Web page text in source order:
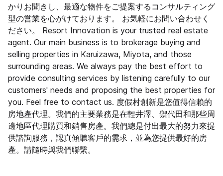
かりお聞きし、最適な物件をご提案するコンサルティング
型の営業を心がけております。 お気軽にお問い合わせく
ださい。 Resort Innovation is your trusted real estate
agent. Our main business is to brokerage buying and
selling properties in Karuizawa, Miyota, and those
surrounding areas. We always pay the best effort to
provide consulting services by listening carefully to our
customers' needs and proposing the best properties for
you. Feel free to contact us. 度假村創新是您值得信賴的
房地產代理。我們的主要業務是在輕井澤、禦代田和那些周
邊地區代理購買和銷售房產。我們總是付出最大的努力來提
供諮詢服務，認真傾聽客戶的需求，並為您提供最好的房
產。請隨時與我們聯繫。